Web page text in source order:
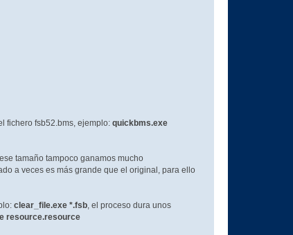
fichero fsb52.bms, ejemplo: quickbms.exe
tamaño tampoco ganamos mucho
a veces es más grande que el original, para ello
clear_file.exe *.fsb, el proceso dura unos
resource.resource